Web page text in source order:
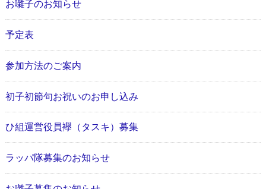
お囃子のお知らせ
予定表
参加方法のご案内
初子初節句お祝いのお申し込み
ひ組運営役員襷（タスキ）募集
ラッパ隊募集のお知らせ